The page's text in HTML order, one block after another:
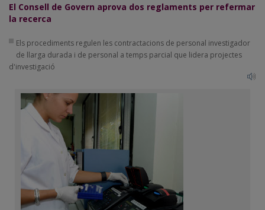
El Consell de Govern aprova dos reglaments per refermar
la recerca
Els procediments regulen les contractacions de personal investigador
de llarga durada i de personal a temps parcial que lidera projectes
d'investigació